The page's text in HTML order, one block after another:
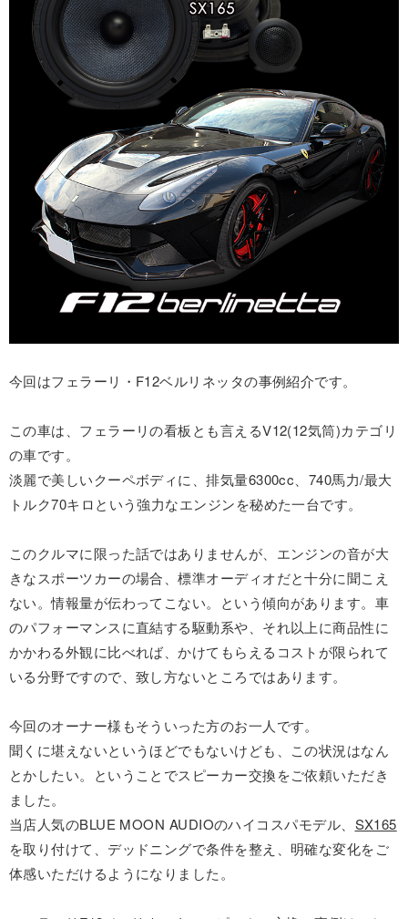
今回はフェラーリ・F12ベルリネッタの事例紹介です。
この車は、フェラーリの看板とも言えるV12(12気筒)カテゴリ
の車です。
淡麗で美しいクーペボディに、排気量6300cc、740馬力/最大
トルク70キロという強力なエンジンを秘めた一台です。
このクルマに限った話ではありませんが、エンジンの音が大
きなスポーツカーの場合、標準オーディオだと十分に聞こえ
ない。情報量が伝わってこない。という傾向があります。車
のパフォーマンスに直結する駆動系や、それ以上に商品性に
かかわる外観に比べれば、かけてもらえるコストが限られて
いる分野ですので、致し方ないところではあります。
今回のオーナー様もそういった方のお一人です。
聞くに堪えないというほどでもないけども、この状況はなん
とかしたい。ということでスピーカー交換をご依頼いただき
ました。
当店人気のBLUE MOON AUDIOのハイコスパモデル、 SX165
を取り付けて、デッドニングで条件を整え、明確な変化をご
体感いただけるようになりました。